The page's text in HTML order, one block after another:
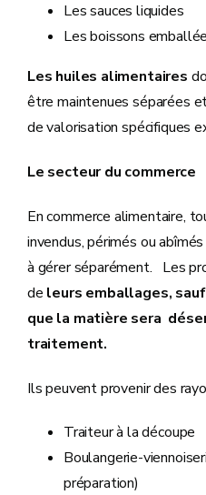
Les sauces liquides
Les boissons
Les huiles alimentaires
être maintenues séparées
de valorisation spécifiques
Le secteur du commerce
En commerce alimentaire,
invendus, périmés ou
à gérer séparément. Les
de leurs emballages,
que la matière sera
traitement.
Ils peuvent provenir des
Traiteur à la découpe
Boulangerie-
préparation)